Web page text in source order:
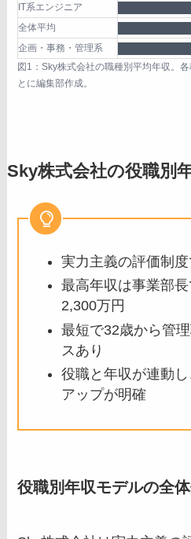
IT系エンジニア
全体平均
企画・事務・管理系
図1：Sky株式会社の職種別平均年収。
とに編集部作成。
Sky株式会社の役職別
実力主義の評価制
最高年収は事業部
2,300万円
最短で32歳から管
スあり
役職と年収が連動
アップが明確
役職別年収モデルの全